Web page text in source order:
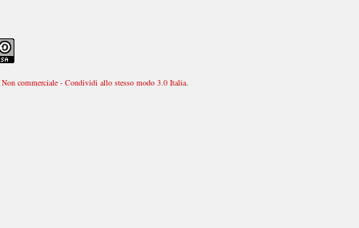
commerciale - Condividi allo stesso modo 3.0 Italia.